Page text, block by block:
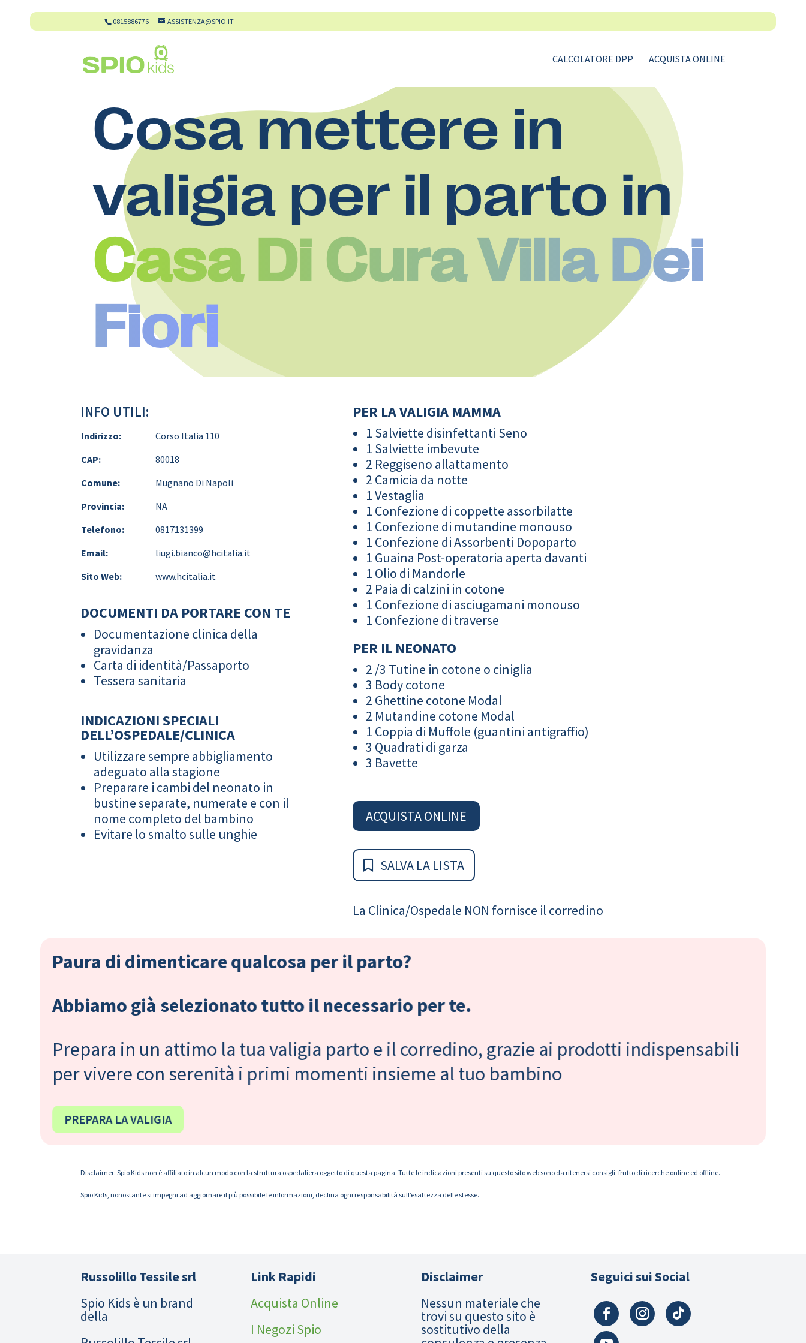
0815886776 ASSISTENZA@SPIO.IT
CALCOLATORE DPP ACQUISTA ONLINE
Cosa mettere in
valigia per il parto in
Casa Di Cura Villa Dei
Fiori
INFO UTILI:
Indirizzo:
Corso Italia 110
CAP:
80018
Comune:
Mugnano Di Napoli
Provincia:
NA
Telefono:
0817131399
Email:
liugi.bianco@hcitalia.it
Sito Web:
www.hcitalia.it
DOCUMENTI DA PORTARE CON TE
Documentazione clinica della
gravidanza
Carta di identità/Passaporto
Tessera sanitaria
INDICAZIONI SPECIALI
DELL’OSPEDALE/CLINICA
Utilizzare sempre abbigliamento
adeguato alla stagione
Preparare i cambi del neonato in
bustine separate, numerate e con il
nome completo del bambino
Evitare lo smalto sulle unghie
PER LA VALIGIA MAMMA
1 Salviette disinfettanti Seno
1 Salviette imbevute
2 Reggiseno allattamento
2 Camicia da notte
1 Vestaglia
1 Confezione di coppette assorbilatte
1 Confezione di mutandine monouso
1 Confezione di Assorbenti Dopoparto
1 Guaina Post-operatoria aperta davanti
1 Olio di Mandorle
2 Paia di calzini in cotone
1 Confezione di asciugamani monouso
1 Confezione di traverse
PER IL NEONATO
2 /3 Tutine in cotone o ciniglia
3 Body cotone
2 Ghettine cotone Modal
2 Mutandine cotone Modal
1 Coppia di Muffole (guantini antigraffio)
3 Quadrati di garza
3 Bavette
ACQUISTA ONLINE
SALVA LA LISTA
La Clinica/Ospedale NON fornisce il corredino
Paura di dimenticare qualcosa per il parto?
Abbiamo già selezionato tutto il necessario per te.
Prepara in un attimo la tua valigia parto e il corredino, grazie ai prodotti indispensabili
per vivere con serenità i primi momenti insieme al tuo bambino
PREPARA LA VALIGIA
Disclaimer: Spio Kids non è affiliato in alcun modo con la struttura ospedaliera oggetto di questa pagina. Tutte le indicazioni presenti su questo sito web sono da ritenersi consigli, frutto di ricerche online ed offline.
Spio Kids, nonostante si impegni ad aggiornare il più possibile le informazioni, declina ogni responsabilità sull’esattezza delle stesse.
Russolillo Tessile srl
Spio Kids è un brand
della
Link Rapidi
Acquista Online
I Negozi Spio
Disclaimer
Nessun materiale che
trovi su questo sito è
sostitutivo della
Seguici sui Social